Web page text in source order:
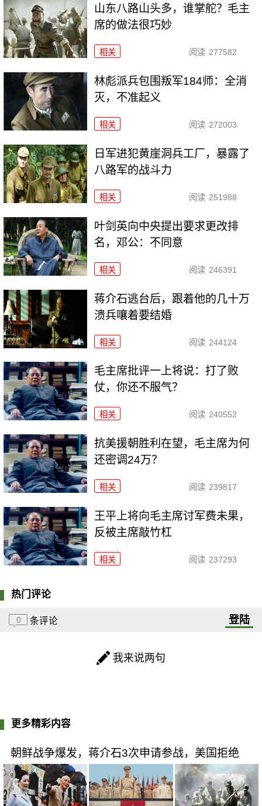
山东八路山头多，谁掌舵？毛主
席的做法很巧妙
相关 阅读 277582
林彪派兵包围叛军184师：全消
灭，不准起义
相关 阅读 272003
日军进犯黄崖洞兵工厂，暴露了
八路军的战斗力
相关 阅读 251988
叶剑英向中央提出要求更改排
名，邓公：不同意
相关 阅读 246391
蒋介石逃台后，跟着他的几十万
溃兵嚷着要结婚
相关 阅读 244124
毛主席批评一上将说：打了败
仗，你还不服气？
相关 阅读 240552
抗美援朝胜利在望，毛主席为何
还密调24万？
相关 阅读 239817
王平上将向毛主席讨军费未果，
反被主席敲竹杠
相关 阅读 237293
热门评论
0 条评论 登陆
我来说两句
更多精彩内容
朝鲜战争爆发，蒋介石3次申请参战，美国拒绝